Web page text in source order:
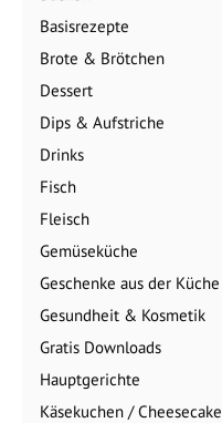
Basisrezepte
Brote & Brötchen
Dessert
Dips & Aufstriche
Drinks
Fisch
Fleisch
Gemüseküche
Geschenke aus der Küche
Gesundheit & Kosmetik
Gratis Downloads
Hauptgerichte
Käsekuchen / Cheesecake